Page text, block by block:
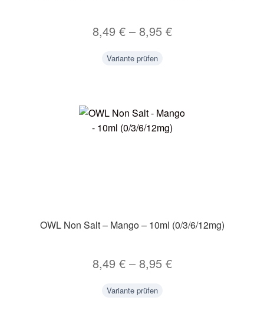
8,49 €– 8,95 €
Variante prüfen
OWL Non Salt – Mango – 10ml (0/3/6/12mg)
8,49 €– 8,95 €
Variante prüfen